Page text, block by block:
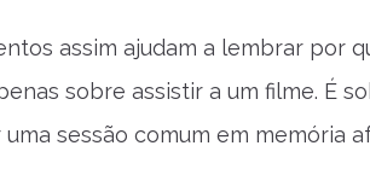
assim ajudam a lembrar por
sobre assistir a um filme. É
sessão comum em memória